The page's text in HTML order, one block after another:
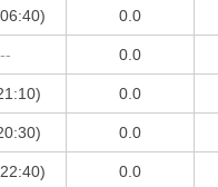
0.0
0.0
0.0
0.0
0.0